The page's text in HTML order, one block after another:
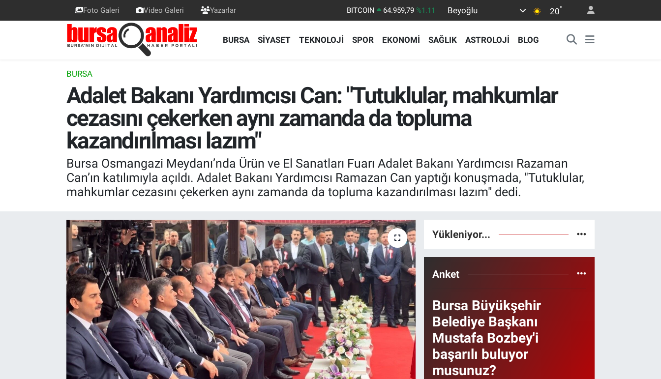
Foto Galeri Video Galeri Yazarlar DOLAR 47,7436 %0.18
STERLİN
64,4811 %0.38
BITCOIN
64.959,79 %1.11
Beyoğlu 20°
BURSA SİYASET TEKNOLOJİ SPOR EKONOMİ SAĞLIK ASTROLOJİ BLOG
BURSA
Adalet Bakanı Yardımcısı Can: "Tutuklular, mahkumlar
cezasını çekerken aynı zamanda da topluma
kazandırılması lazım"
Bursa Osmangazi Meydanı’nda Ürün ve El Sanatları Fuarı Adalet Bakanı Yardımcısı Razaman
Can’ın katılımıyla açıldı. Adalet Bakanı Yardımcısı Ramazan Can yaptığı konuşmada, "Tutuklular,
mahkumlar cezasını çekerken aynı zamanda da topluma kazandırılması lazım" dedi.
Yükleniyor...
Anket
Bursa Büyükşehir
Belediye Başkanı
Mustafa Bozbey'i
başarılı buluyor
musunuz?
TEKNOLOJİ
ASTROLOJİ
Nöbetçi Eczaneler
Trafik Durumu
Süper Lig Puan Durumu ve Fikstür
Tüm Manşetler
Son Dakika Haberleri
Haber Arşivi